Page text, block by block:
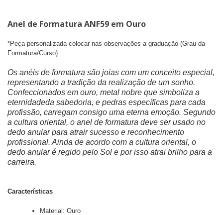
Anel de Formatura ANF59 em Ouro
*Peça personalizada colocar nas observações a graduação (Grau da
Formatura/Curso)
Os anéis de formatura são joias com um conceito especial,
representando a tradição da realização de um sonho.
Confeccionados em ouro, metal nobre que simboliza a
eternidadeda sabedoria, e pedras específicas para cada
profissão, carregam consigo uma eterna emoção. Segundo
a cultura oriental, o anel de formatura deve ser usado no
dedo anular para atrair sucesso e reconhecimento
profissional. Ainda de acordo com a cultura oriental, o
dedo anular é regido pelo Sol e por isso atrai brilho para a
carreira.
Características
Material: Ouro